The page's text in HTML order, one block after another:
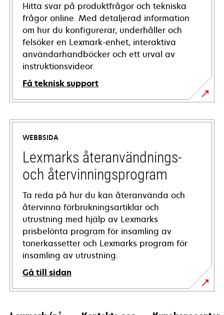
Hitta svar på produktfrågor och tekniska
frågor online. Med detaljerad information
om hur du konfigurerar, underhåller och
felsöker en Lexmark-enhet, interaktiva
användarhandböcker och ett urval av
instruktionsvideor.
Få teknisk support
opens
in
new
tab
WEBBSIDA
Lexmarks återanvändnings-
och återvinningsprogram
Ta reda på hur du kan återanvända och
återvinna förbrukningsartiklar och
utrustning med hjälp av Lexmarks
prisbelönta program för insamling av
tonerkassetter och Lexmarks program för
insamling av utrustning.
Gå till sidan